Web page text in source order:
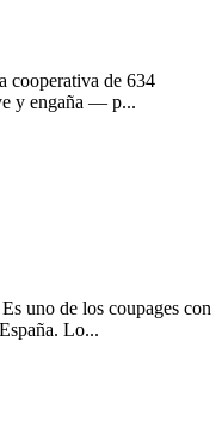
cooperativa de 634
y engaña — p...
uno de los coupages con
Lo...